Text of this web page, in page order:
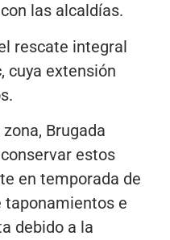
las alcaldías.
rescate integral
cuya extensión
Brugada
estos
en temporada de
taponamientos e
debido a la